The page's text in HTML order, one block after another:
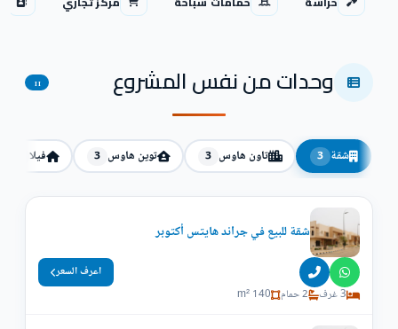
وحدات من نفس المشروع 11
شقة 3 تاون هاوس 3 توين هاوس 3 فيلا
شقة للبيع في جراند هايتس أكتوبر
3 غرف 2 حمام 140 m²
اعرف السعر